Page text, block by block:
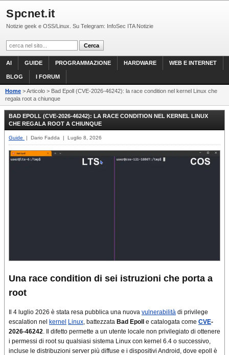
Spcnet.it
Notizie geek e OSS/Linux. Su Telegram: InfoSec ITA Notizie
AI GUIDE PROGRAMMAZIONE HARDWARE WEB E INTERNET
BLOG I FORUM
Home > Articolo > Bad Epoll (CVE-2026-46242): la race condition nel kernel Linux che
regala root a chiunque
BAD EPOLL (CVE-2026-46242): LA RACE CONDITION NEL KERNEL LINUX
CHE REGALA ROOT A CHIUNQUE
Guide | Dario Fadda | Luglio 8, 2026
Una race condition di sei istruzioni che porta a
root
Il 4 luglio 2026 è stata resa pubblica una nuova vulnerabilità di privilege
escalation nel kernel Linux, battezzata Bad Epoll e catalogata come CVE-
2026-46242. Il difetto permette a un utente locale non privilegiato di ottenere
i permessi di root su qualsiasi sistema Linux con kernel 6.4 o successivo,
incluse le distribuzioni server più diffuse e i dispositivi Android, dove epoll è